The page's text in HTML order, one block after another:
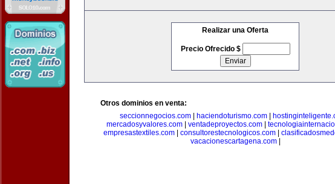
Realizar una Oferta
Precio Ofrecido $
Otros dominios en venta:
seccionnegocios.com
haciendoturismo.com
mercadosyvalores.com| ventadeproyectos.com|
empresastextiles.com| consultorestecnologicos.com|
vacacionescartagena.com|